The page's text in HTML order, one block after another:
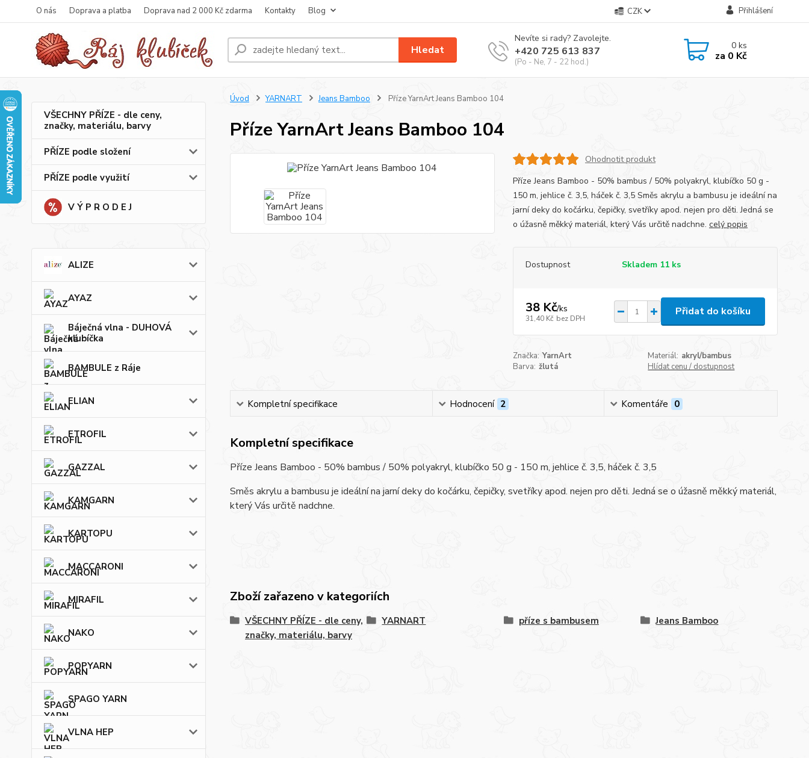
O nás Doprava a platba Doprava nad 2 000 Kč zdarma Kontakty Blog CZK Přihlášení
Hledat
Nevíte si rady? Zavolejte.
+420 725 613 837
(Po - Ne, 7 - 22 hod.)
0ks
za 0 Kč
VŠECHNY PŘÍZE - dle ceny,
značky, materiálu, barvy
PŘÍZE podle složení
PŘÍZE podle využití
V Ý P R O D E J
ALIZE
AYAZ
Báječná vlna - DUHOVÁ
klubíčka
BAMBULE z Ráje
ELIAN
ETROFIL
GAZZAL
KAMGARN
KARTOPU
MACCARONI
MIRAFIL
NAKO
POPYARN
SPAGO YARN
VLNA HEP
Úvod YARNART Jeans Bamboo Příze YarnArt Jeans Bamboo 104
Příze YarnArt Jeans Bamboo 104
Ohodnotit produkt
Příze Jeans Bamboo - 50% bambus / 50% polyakryl, klubíčko 50 g -
150 m, jehlice č. 3,5, háček č. 3,5 Směs akrylu a bambusu je ideální na
jarní deky do kočárku, čepičky, svetříky apod. nejen pro děti. Jedná se
o úžasně měkký materiál, který Vás určitě nadchne. celý popis
Dostupnost Skladem 11 ks
38 Kč/ks
31,40 Kč bez DPH
Přidat do košíku
Značka: YarnArt Materiál: akryl/bambus
Barva: žlutá Hlídat cenu / dostupnost
Kompletní specifikace Hodnocení 2 Komentáře 0
Kompletní specifikace
Příze Jeans Bamboo - 50% bambus / 50% polyakryl, klubíčko 50 g - 150 m, jehlice č. 3,5, háček č. 3,5
Směs akrylu a bambusu je ideální na jarní deky do kočárku, čepičky, svetříky apod. nejen pro děti. Jedná se o úžasně měkký materiál,
který Vás určitě nadchne.
Zboží zařazeno v kategoriích
VŠECHNY PŘÍZE - dle ceny,
značky, materiálu, barvy
YARNART příze s bambusem Jeans Bamboo